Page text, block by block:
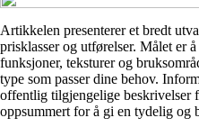
Artikkelen presenterer et bredt
prisklasser og utførelser. Målet er
funksjoner, teksturer og
type som passer dine behov.
offentlig tilgjengelige beskrivelser
oppsummert for å gi en tydelig og